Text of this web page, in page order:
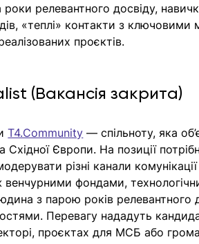
релевантного досвіду,
«теплі» контакти з ключовими
проєктів.
(Вакансія закрита)
T4.Community — спільноту, яка
Східної Європи. На позиції
різні канали
венчурними фондами,
з парою років релевантного
Перевагу нададуть
проєктах для МСБ або